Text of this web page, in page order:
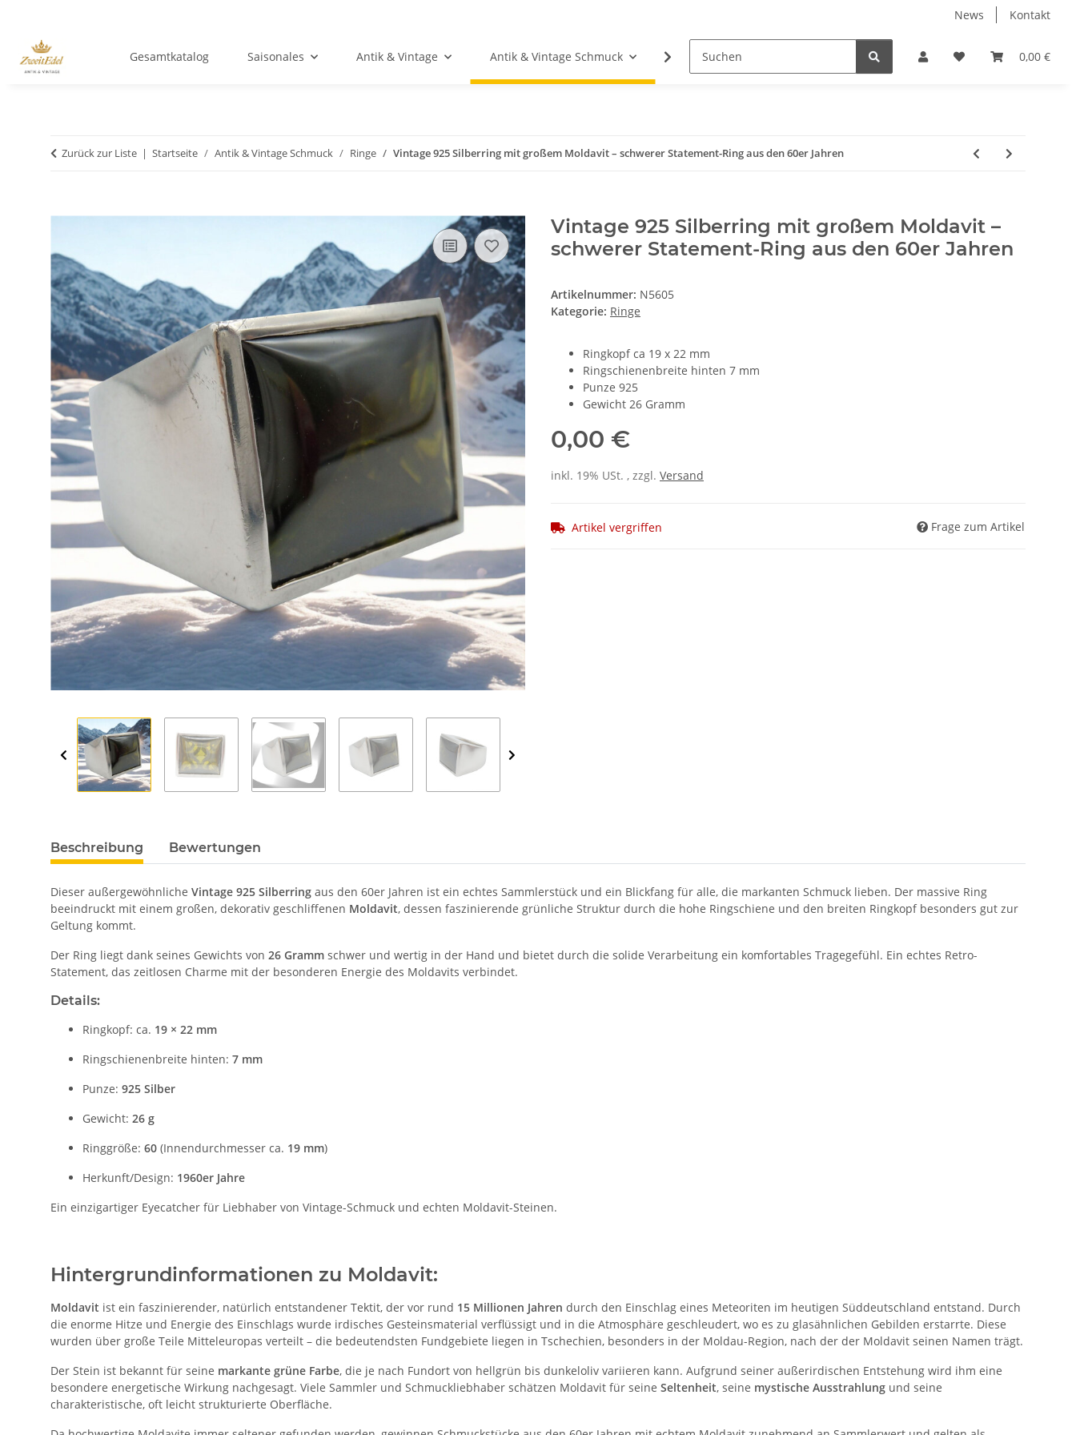
News Kontakt
0,00 €
Gesamtkatalog Saisonales Antik & Vintage Antik & Vintage Schmuck Fundgrube Neuware Schmuck
Zurück zur Liste Startseite Antik & Vintage Schmuck Ringe Vintage 925 Silberring mit großem Moldavit – schwerer Statement-Ring aus den 60er Jahren
Vintage 925 Silberring mit großem Moldavit –
schwerer Statement-Ring aus den 60er Jahren
Artikelnummer: N5605
Kategorie: Ringe
Ringkopf ca 19 x 22 mm
Ringschienenbreite hinten 7 mm
Punze 925
Gewicht 26 Gramm
0,00 €
inkl. 19% USt. , zzgl. Versand
Artikel vergriffen Frage zum Artikel
Beschreibung Bewertungen
Dieser außergewöhnliche Vintage 925 Silberring aus den 60er Jahren ist ein echtes Sammlerstück und ein Blickfang für alle, die markanten Schmuck lieben. Der massive Ring
beeindruckt mit einem großen, dekorativ geschliffenen Moldavit, dessen faszinierende grünliche Struktur durch die hohe Ringschiene und den breiten Ringkopf besonders gut zur
Geltung kommt.
Der Ring liegt dank seines Gewichts von 26 Gramm schwer und wertig in der Hand und bietet durch die solide Verarbeitung ein komfortables Tragegefühl. Ein echtes Retro-
Statement, das zeitlosen Charme mit der besonderen Energie des Moldavits verbindet.
Details:
Ringkopf: ca. 19 × 22 mm
Ringschienenbreite hinten: 7 mm
Punze: 925 Silber
Gewicht: 26 g
Ringgröße: 60 (Innendurchmesser ca. 19 mm)
Herkunft/Design: 1960er Jahre
Ein einzigartiger Eyecatcher für Liebhaber von Vintage-Schmuck und echten Moldavit-Steinen.
Hintergrundinformationen zu Moldavit:
Moldavit ist ein faszinierender, natürlich entstandener Tektit, der vor rund 15 Millionen Jahren durch den Einschlag eines Meteoriten im heutigen Süddeutschland entstand. Durch
die enorme Hitze und Energie des Einschlags wurde irdisches Gesteinsmaterial verflüssigt und in die Atmosphäre geschleudert, wo es zu glasähnlichen Gebilden erstarrte. Diese
wurden über große Teile Mitteleuropas verteilt – die bedeutendsten Fundgebiete liegen in Tschechien, besonders in der Moldau-Region, nach der der Moldavit seinen Namen trägt.
Der Stein ist bekannt für seine markante grüne Farbe, die je nach Fundort von hellgrün bis dunkeloliv variieren kann. Aufgrund seiner außerirdischen Entstehung wird ihm eine
besondere energetische Wirkung nachgesagt. Viele Sammler und Schmuckliebhaber schätzen Moldavit für seine Seltenheit, seine mystische Ausstrahlung und seine
charakteristische, oft leicht strukturierte Oberfläche.